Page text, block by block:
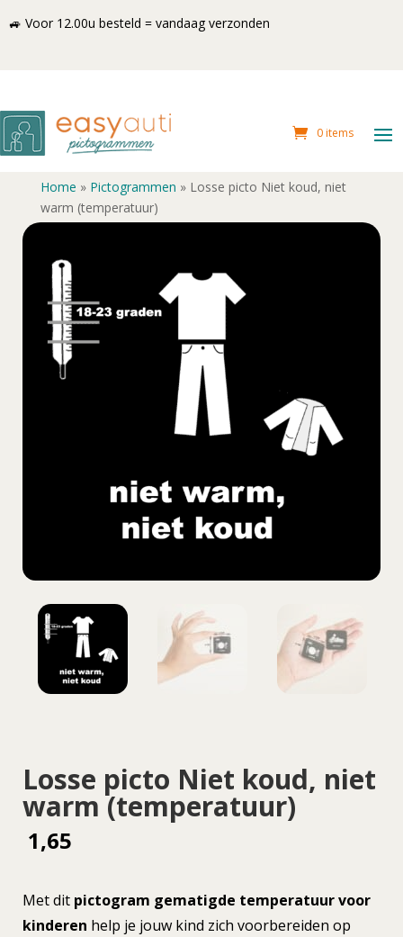
🚙 Voor 12.00u besteld = vandaag verzonden
0 items
Home » Pictogrammen » Losse picto Niet koud, niet
warm (temperatuur)
Losse picto Niet koud, niet
warm (temperatuur)
1,65
Met dit pictogram gematigde temperatuur voor
kinderen help je jouw kind zich voorbereiden op